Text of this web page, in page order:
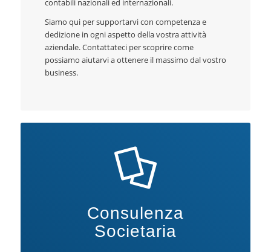
contabili nazionali ed internazionali.
Siamo qui per supportarvi con competenza e
dedizione in ogni aspetto della vostra attività
aziendale. Contattateci per scoprire come
possiamo aiutarvi a ottenere il massimo dal vostro
business.
Consulenza
Societaria